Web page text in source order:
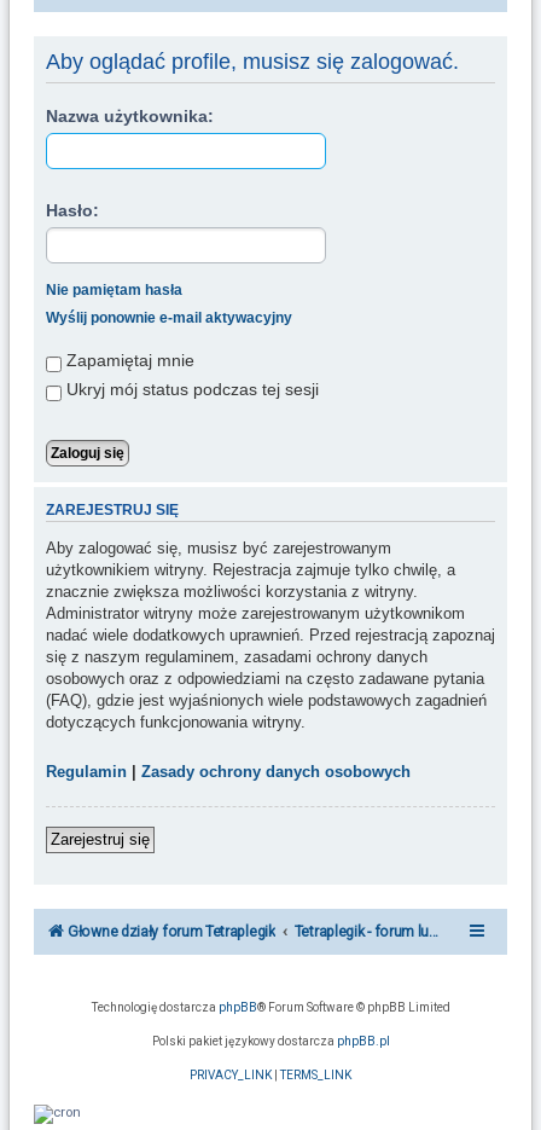
k
Aby oglądać profile, musisz się zalogować.
Nazwa użytkownika:
Hasło:
Nie pamiętam hasła
Wyślij ponownie e-mail aktywacyjny
Zapamiętaj mnie
Ukryj mój status podczas tej sesji
ZAREJESTRUJ SIĘ
Aby zalogować się, musisz być zarejestrowanym
użytkownikiem witryny. Rejestracja zajmuje tylko chwilę, a
znacznie zwiększa możliwości korzystania z witryny.
Administrator witryny może zarejestrowanym użytkownikom
nadać wiele dodatkowych uprawnień. Przed rejestracją zapoznaj
się z naszym regulaminem, zasadami ochrony danych
osobowych oraz z odpowiedziami na często zadawane pytania
(FAQ), gdzie jest wyjaśnionych wiele podstawowych zagadnień
dotyczących funkcjonowania witryny.
Regulamin Zasady ochrony danych osobowych
Zarejestruj się
Głowne działy forum Tetraplegik Tetraplegik - forum ludzi po urazie
Technologię dostarcza phpBB® Forum Software © phpBB Limited
Polski pakiet językowy dostarcza phpBB.pl
PRIVACY_LINK |TERMS_LINK